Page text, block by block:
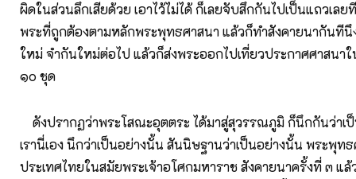
ผิดในส่วนลึกเสียด้วย เอาไว้ไม่ได้ ก็เลยจับสึกกันไปเป็นแถวเลย
พระที่ถูกต้องตามหลักพระพุทธศาสนา แล้วก็ทำสังคายนากันที
ใหม่ จำกันใหม่ต่อไป แล้วก็ส่งพระออกไปเที่ยวประกาศศาสนาใ
๑๐ ชุด
ดังปรากฏว่าพระโสณะอุตตระ ได้มาสู่สุวรรณภูมิ ก็นึกกันว่าเ
เรานี่เอง นึกว่าเป็นอย่างนั้น สันนิษฐานว่าเป็นอย่างนั้น พระพุท
ประเทศไทยในสมัยพระเจ้าอโศกมหาราช สังคายนาครั้งที่ ๓ แ